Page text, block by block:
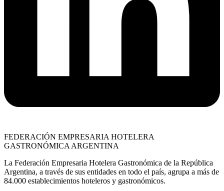
FEDERACIÓN EMPRESARIA HOTELERA
GASTRONÓMICA ARGENTINA
La Federación Empresaria Hotelera Gastronómica de la República
Argentina, a través de sus entidades en todo el país, agrupa a más de
84.000 establecimientos hoteleros y gastronómicos.